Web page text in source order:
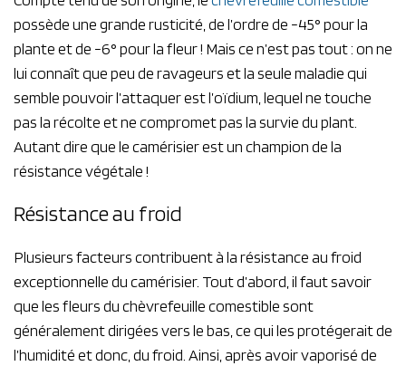
possède une grande rusticité, de l’ordre de -45° pour la
plante et de -6° pour la fleur ! Mais ce n’est pas tout : on ne
lui connaît que peu de ravageurs et la seule maladie qui
semble pouvoir l’attaquer est l’oïdium, lequel ne touche
pas la récolte et ne compromet pas la survie du plant.
Autant dire que le camérisier est un champion de la
résistance végétale !
Résistance au froid
Plusieurs facteurs contribuent à la résistance au froid
exceptionnelle du camérisier. Tout d’abord, il faut savoir
que les fleurs du chèvrefeuille comestible sont
généralement dirigées vers le bas, ce qui les protégerait de
l’humidité et donc, du froid. Ainsi, après avoir vaporisé de